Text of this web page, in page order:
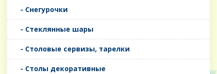
- Снегурочки
- Стеклянные шары
- Столовые сервизы, тарелки
- Столы декоративные